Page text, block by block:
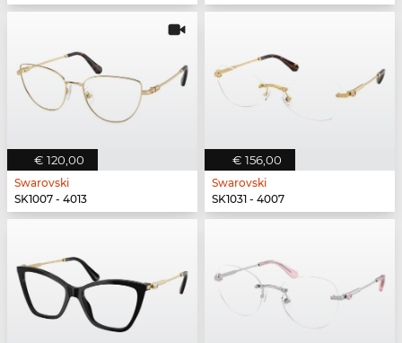
€ 120,00
Swarovski
SK1007 - 4013
€ 156,00
Swarovski
SK1031 - 4007